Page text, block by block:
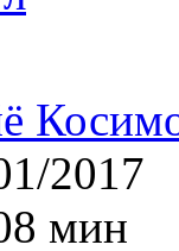
2017
мин